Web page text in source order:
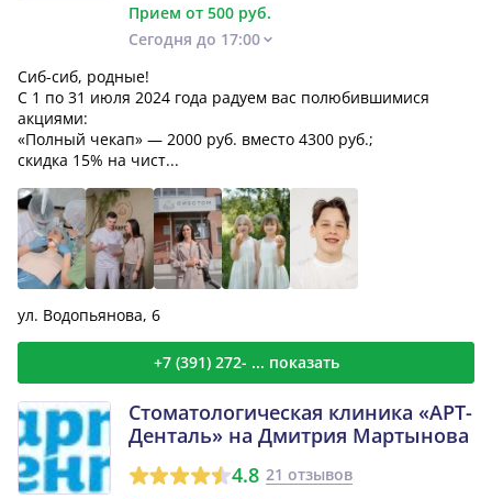
Прием от 500 руб.
Сегодня до 17:00
Сиб-сиб, родные!
С 1 по 31 июля 2024 года радуем вас полюбившимися
акциями:
«Полный чекап» — 2000 руб. вместо 4300 руб.;
скидка 15% на чист...
ул. Водопьянова, 6
+7 (391) 272- ... показать
Стоматологическая клиника «АРТ-
Денталь» на Дмитрия Мартынова
4.8 21 отзывов